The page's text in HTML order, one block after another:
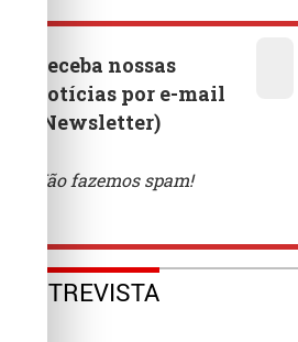
ENTREVISTA